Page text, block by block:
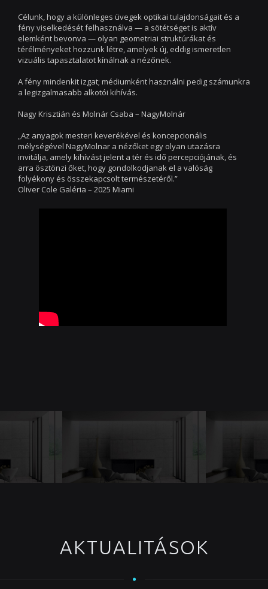
Célunk, hogy a különleges üvegek optikai tulajdonságait és a
fény viselkedését felhasználva — a sötétséget is aktív
elemként bevonva — olyan geometriai struktúrákat és
térélményeket hozzunk létre, amelyek új, eddig ismeretlen
vizuális tapasztalatot kínálnak a nézőnek.
A fény mindenkit izgat; médiumként használni pedig számunkra
a legizgalmasabb alkotói kihívás.
Nagy Krisztián és Molnár Csaba – NagyMolnár
„Az anyagok mesteri keverékével és koncepcionális
mélységével NagyMolnar a nézőket egy olyan utazásra
invitálja, amely kihívást jelent a tér és idő percepciójának, és
arra ösztönzi őket, hogy gondolkodjanak el a valóság
folyékony és összekapcsolt természetéről.”
Oliver Cole Galéria – 2025 Miami
AKTUALITÁSOK